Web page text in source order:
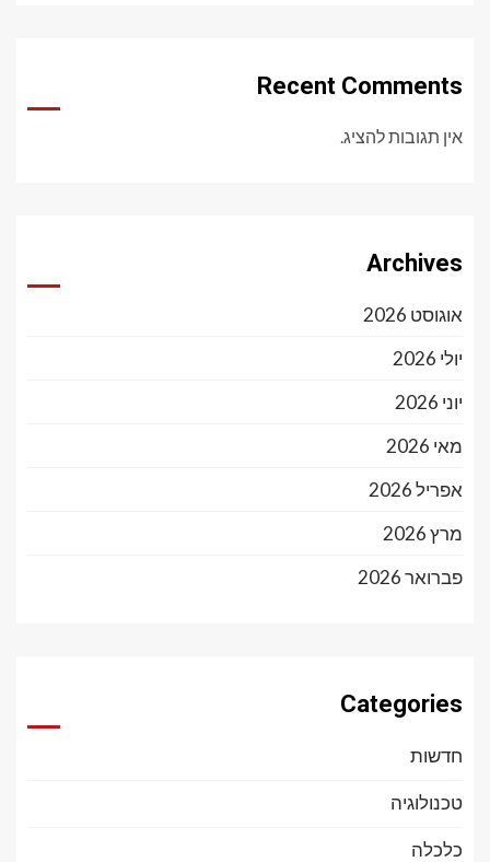
Recent Comments
אין תגובות להציג.
Archives
אוגוסט 2026
יולי 2026
יוני 2026
מאי 2026
אפריל 2026
מרץ 2026
פברואר 2026
Categories
חדשות
טכנולוגיה
כלכלה